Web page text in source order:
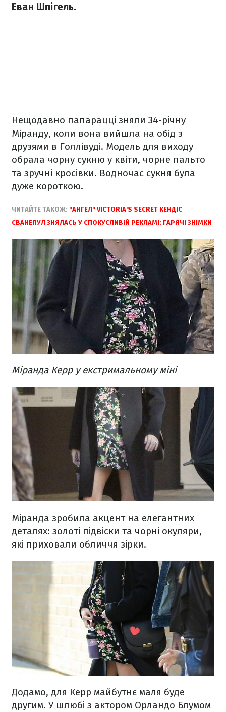
Еван Шпігель.
Нещодавно папарацці зняли 34-річну
Міранду, коли вона вийшла на обід з
друзями в Голлівуді. Модель для виходу
обрала чорну сукню у квіти, чорне пальто
та зручні кросівки. Водночас сукня була
дуже короткою.
ЧИТАЙТЕ ТАКОЖ: "АНГЕЛ" VICTORIA'S SECRET КЕНДІС
СВАНЕПУЛ ЗНЯЛАСЬ У СПОКУСЛИВІЙ РЕКЛАМІ: ГАРЯЧІ ЗНІМКИ
Міранда Керр у екстримальному міні
Міранда зробила акцент на елегантних
деталях: золоті підвіски та чорні окуляри,
які приховали обличчя зірки.
Додамо, для Керр майбутнє маля буде
другим. У шлюбі з актором Орландо Блумом